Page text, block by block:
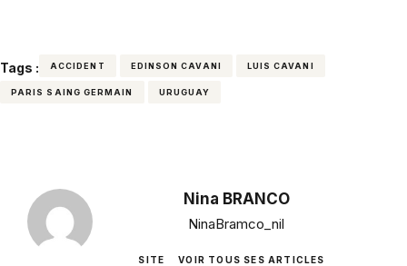
Tags : ACCIDENT EDINSON CAVANI LUIS CAVANI
PARIS SAING GERMAIN URUGUAY
Nina BRANCO
NinaBramco_nil
SITE VOIR TOUS SES ARTICLES